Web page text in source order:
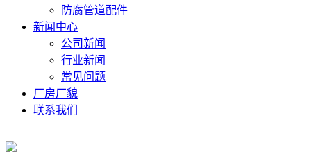
防腐管道配件
新闻中心
公司新闻
行业新闻
常见问题
厂房厂貌
联系我们